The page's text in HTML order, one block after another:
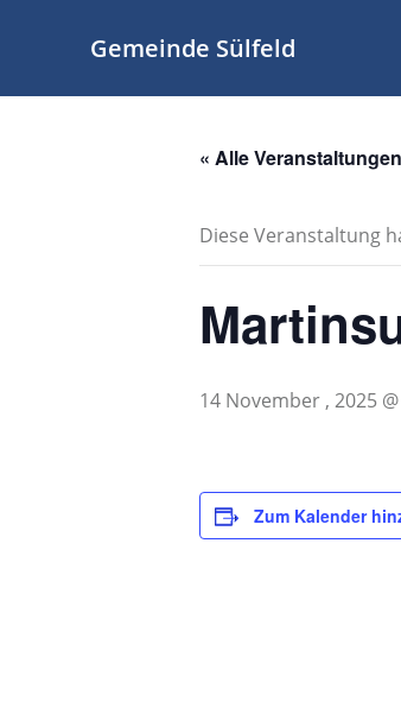
Gemeinde Sülfeld
« Alle Veranstaltungen
Diese Veranstaltung
14 November , 2025
Zum Kalender